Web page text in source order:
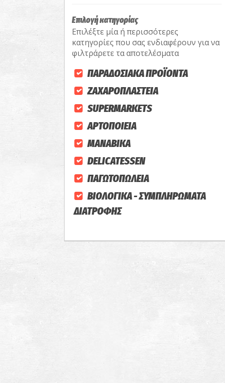
Επιλογή κατηγορίας
Επιλέξτε μία ή περισσότερες
κατηγορίες που σας ενδιαφέρουν για να
φιλτράρετε τα αποτελέσματα
ΠΑΡΑΔΟΣΙΑΚΑ ΠΡΟΪΟΝΤΑ
ΖΑΧΑΡΟΠΛΑΣΤΕΙΑ
SUPERMARKETS
ΑΡΤΟΠΟΙΕΙΑ
ΜΑΝΑΒΙΚΑ
DELICATESSEN
ΠΑΓΩΤΟΠΩΛΕΙΑ
ΒΙΟΛΟΓΙΚΑ - ΣΥΜΠΛΗΡΩΜΑΤΑ
ΔΙΑΤΡΟΦΗΣ